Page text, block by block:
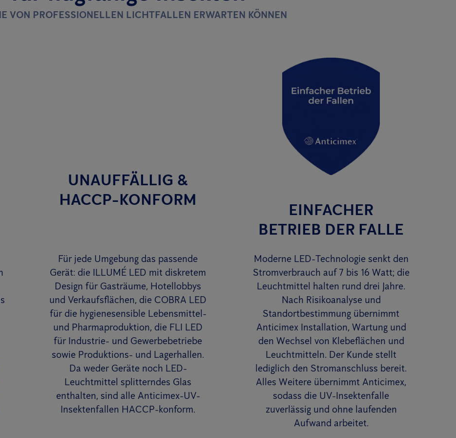
VON PROFESSIONELLEN LICHTFALLEN ERWARTEN KÖNNEN
UNAUFFÄLLIG &
HACCP-KONFORM
Für jede Umgebung das passende
Gerät: die ILLUMÉ LED mit diskretem
Design für Gasträume, Hotellobbys
und Verkaufsflächen, die COBRA LED
für die hygienesensible Lebensmittel-
und Pharmaproduktion, die FLI LED
für Industrie- und Gewerbebetriebe
sowie Produktions- und Lagerhallen.
Da weder Geräte noch LED-
Leuchtmittel splitterndes Glas
enthalten, sind alle Anticimex-UV-
Insektenfallen HACCP-konform.
EINFACHER
BETRIEB DER FALLE
Moderne LED-Technologie senkt den
Stromverbrauch auf 7 bis 16 Watt; die
Leuchtmittel halten rund drei Jahre.
Nach Risikoanalyse und
Standortbestimmung übernimmt
Anticimex Installation, Wartung und
den Wechsel von Klebeflächen und
Leuchtmitteln. Der Kunde stellt
lediglich den Stromanschluss bereit.
Alles Weitere übernimmt Anticimex,
sodass die UV-Insektenfalle
zuverlässig und ohne laufenden
Aufwand arbeitet.